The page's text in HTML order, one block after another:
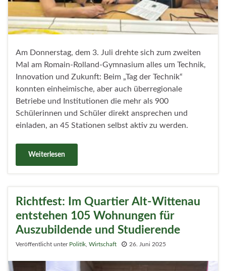
Am Donnerstag, dem 3. Juli drehte sich zum zweiten
Mal am Romain-Rolland-Gymnasium alles um Technik,
Innovation und Zukunft: Beim „Tag der Technik“
konnten einheimische, aber auch überregionale
Betriebe und Institutionen die mehr als 900
Schülerinnen und Schüler direkt ansprechen und
einladen, an 45 Stationen selbst aktiv zu werden.
Weiterlesen
Richtfest: Im Quartier Alt-Wittenau
entstehen 105 Wohnungen für
Auszubildende und Studierende
Veröffentlicht unter Politik, Wirtschaft 26. Juni 2025